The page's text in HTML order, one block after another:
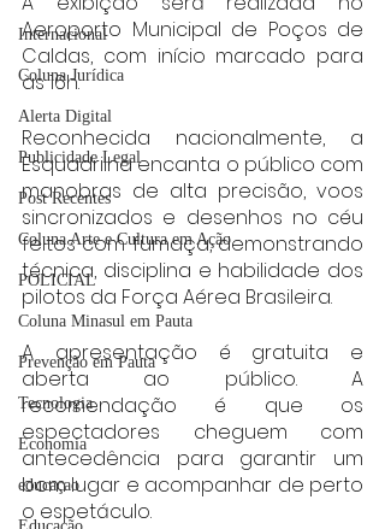
Internacional
Coluna Jurídica
Alerta Digital
Publicidade Legal
Post Recentes
Coluna Arte e Cultura em Ação
POLICIAL
Coluna Minasul em Pauta
Prevenção em Pauta
Tecnologia
Economia
educaçao
Aeroporto Municipal de Poços de
Caldas, com início marcado para
às 16h.
Reconhecida nacionalmente, a
Esquadrilha encanta o público com
manobras de alta precisão, voos
sincronizados e desenhos no céu
feitos com fumaça, demonstrando
técnica, disciplina e habilidade dos
pilotos da Força Aérea Brasileira.
A apresentação é gratuita e
aberta ao público. A
recomendação é que os
espectadores cheguem com
antecedência para garantir um
bom lugar e acompanhar de perto
o espetáculo.